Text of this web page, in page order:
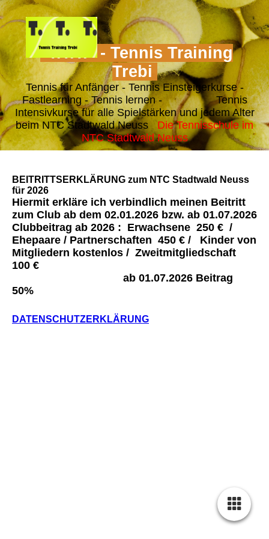
"T.T.T." - Tennis Training
Trebi
Tennis für Anfänger - Tennis Einsteigerkurse -
Fastlearning - Tennis lernen - Tennis
Intensivkurse für alle Spielstärken und jedem Alter
beim NTC Stadtwald NeussDie Tennisschule im
NTC Stadtwald Neuss
BEITRITTSERKLÄRUNG zum NTC Stadtwald Neuss
für 2026
Hiermit erkläre ich verbindlich meinen Beitritt
zum Club ab dem 02.01.2026 bzw. ab 01.07.2026
Clubbeitrag ab 2026 : Erwachsene 250 € /
Ehepaare / Partnerschaften 450 € / Kinder von
Mitgliedern kostenlos / Zweitmitgliedschaft
100 €
ab 01.07.2026 Beitrag
50%
DATENSCHUTZERKLÄRUNG